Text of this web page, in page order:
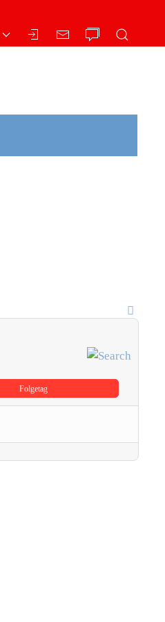
Folgetag